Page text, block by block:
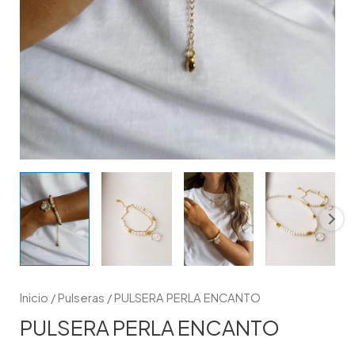
Inicio /Pulseras / PULSERA PERLA ENCANTO
PULSERA PERLA ENCANTO